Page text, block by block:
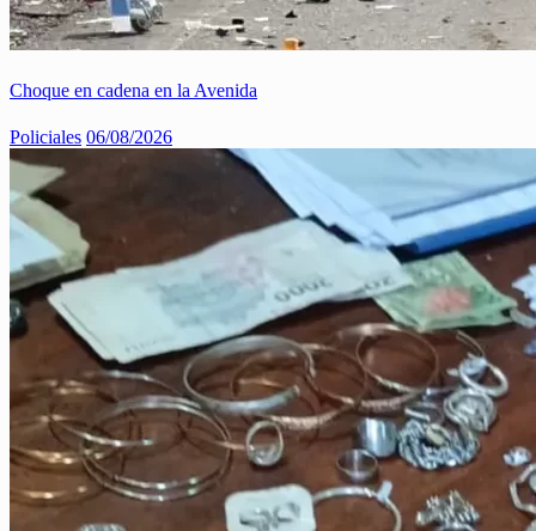
Choque en cadena en la Avenida
Policiales 06/08/2026